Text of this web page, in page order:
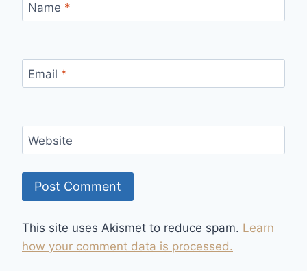
Name *
Email *
Website
This site uses Akismet to reduce spam. Learn
how your comment data is processed.